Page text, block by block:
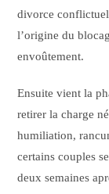
divorce
l’origine du
envoûtement.
Ensuite vient la
retirer la charge
humiliation,
certains couples
deux semaines